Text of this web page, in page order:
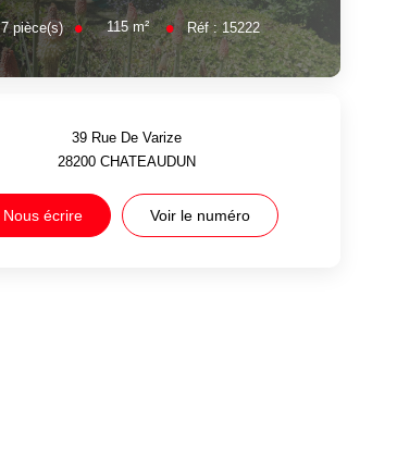
7pièce(s) 115 m² Réf :15222
39 Rue De Varize
28200 CHATEAUDUN
Nous écrire Voir le numéro